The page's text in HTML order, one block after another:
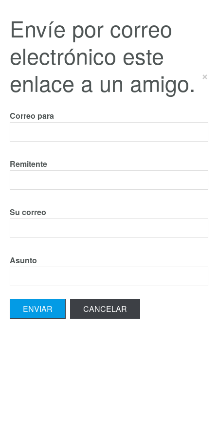
Envíe por correo
electrónico este
enlace a un amigo. ×
Correo para
Remitente
Su correo
Asunto
ENVIAR CANCELAR